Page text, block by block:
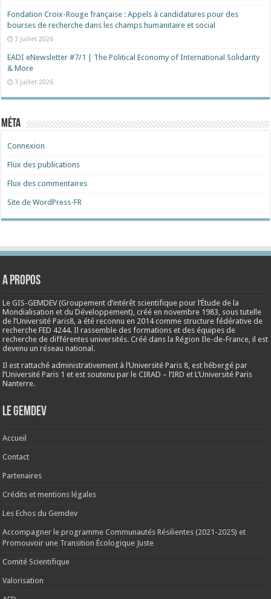
Fondation Croix-Rouge française : Appels à candidatures pour des
bourses de recherche dans les champs humanitaire et social
3 juillet 2026
EADI eNewsletter #7/1 | The Political Economy of International Solidarity
& More
3 juillet 2026
Méta
Connexion
Flux des publications
Flux des commentaires
Site de WordPress-FR
A propos
Le GIS-GEMDEV (Groupement d’intérêt scientifique pour l’Étude de la
Mondialisation et du Développement), créé ennovembre 1983, sous tutelle
de l’Université Paris8, a été reconnu en 2014 comme structure fédérative de
recherche FED 4244. Il rassemble des formations et des équipes de
recherche de différentes universités. Créé dans la Région Ile-de-France, il est
devenu un réseau national.
Il est rattaché administrativement à l’Université Paris 8, est hébergé par
l’Université Paris 1 et est soutenu par le CIRAD – l’IRD et L’Université Paris
Nanterre.
Le Gemdev
Accueil
Contact
Partenaires
Crédits et mentions légales
Les Echos du Gemdev
Accompagner le programme Communautés Résilientes (2021-2025) et
Promouvoir une Transition Écologique Juste
Comité Scientifique
Valorisation